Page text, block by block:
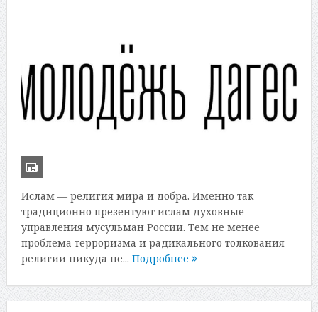
Ислам — религия мира и добра. Именно так
традиционно презентуют ислам духовные
управления мусульман России. Тем не менее
проблема терроризма и радикального толкования
религии никуда не... Подробнее